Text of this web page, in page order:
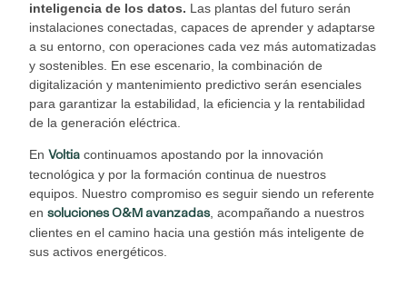
inteligencia de los datos. Las plantas del futuro serán
instalaciones conectadas, capaces de aprender y adaptarse
a su entorno, con operaciones cada vez más automatizadas
y sostenibles. En ese escenario, la combinación de
digitalización y mantenimiento predictivo serán esenciales
para garantizar la estabilidad, la eficiencia y la rentabilidad
de la generación eléctrica.
EnVoltia continuamos apostando por la innovación
tecnológica y por la formación continua de nuestros
equipos. Nuestro compromiso es seguir siendo un referente
ensoluciones O&M avanzadas, acompañando a nuestros
clientes en el camino hacia una gestión más inteligente de
sus activos energéticos.